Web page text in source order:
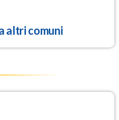
altri comuni